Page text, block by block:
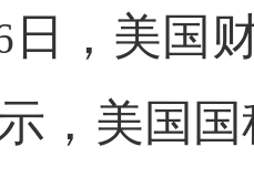
日，美国
，美国